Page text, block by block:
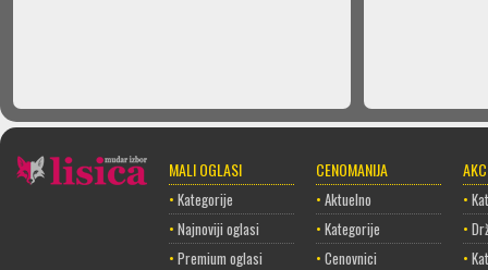
MALI OGLASI
• Kategorije
• Najnoviji oglasi
• Premium oglasi
CENOMANIJA
• Aktuelno
• Kategorije
• Cenovnici
•
•
•